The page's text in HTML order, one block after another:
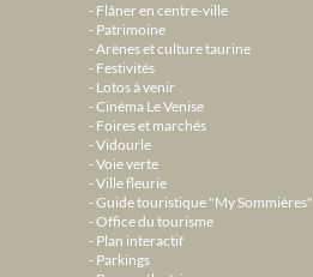
Flâner en centre-ville
Patrimoine
Arènes et culture taurine
Festivités
Lotos à venir
Cinéma Le Venise
Foires et marchés
Vidourle
Voie verte
Ville fleurie
Guide touristique "My Sommières"
Office du tourisme
Plan interactif
Parkings